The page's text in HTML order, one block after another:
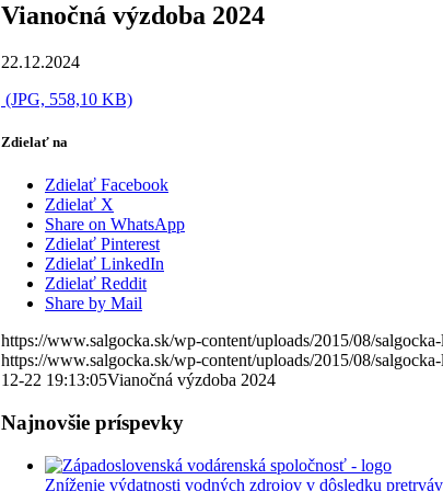
Vianočná výzdoba 2024
22.12.2024
(JPG, 558,10 KB)
Zdielať na
Zdielať Facebook
Zdielať X
Share on WhatsApp
Zdielať Pinterest
Zdielať LinkedIn
Zdielať Reddit
Share by Mail
https://www.salgocka.sk/wp-content/uploads/2015/08/
https://www.salgocka.sk/wp-content/uploads/2015/08/
12-22 19:13:05Vianočná výzdoba 2024
Najnovšie príspevky
Zníženie výdatnosti vodných zdrojov v dôsledku